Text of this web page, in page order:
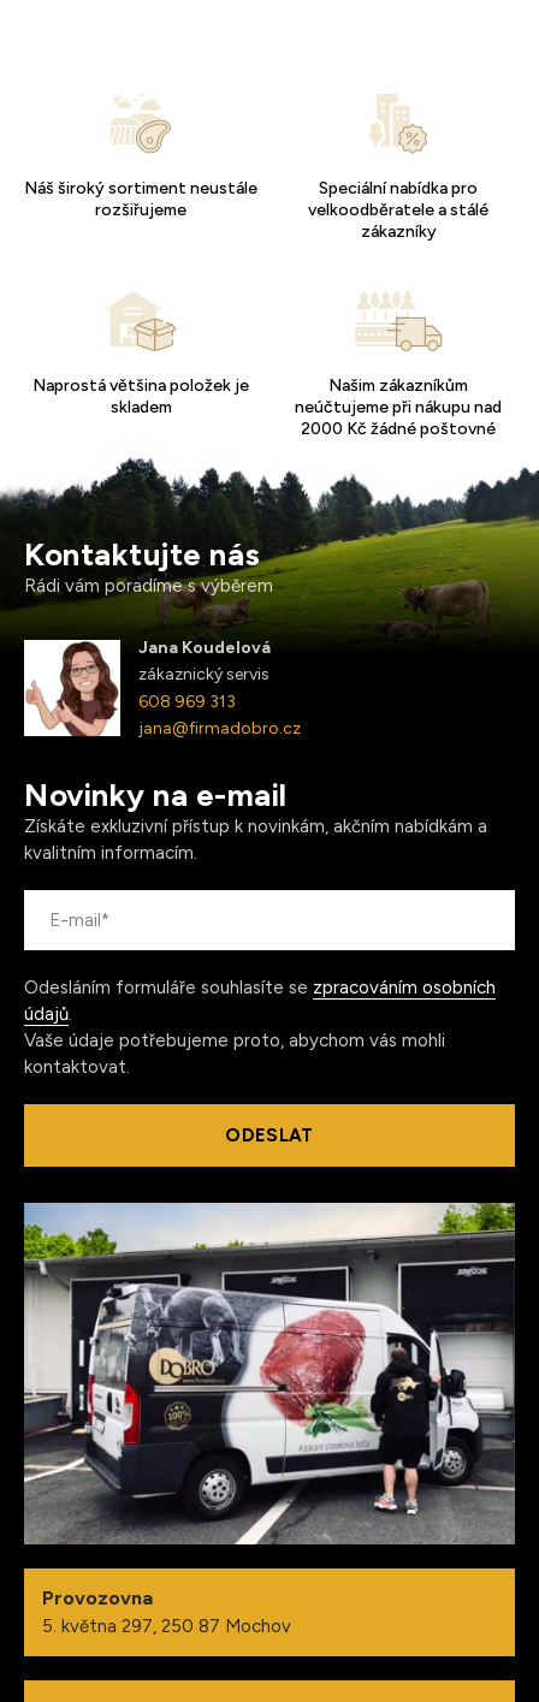
Náš široký sortiment neustále
rozšiřujeme
Speciální nabídka pro
velkoodběratele a stálé
zákazníky
Naprostá většina položek je
skladem
Našim zákazníkům
neúčtujeme při nákupu nad
2000 Kč žádné poštovné
Kontaktujte nás
Rádi vám poradíme s výběrem
Jana Koudelová
zákaznický servis
608 969 313
jana@firmadobro.cz
Novinky na e-mail
Získáte exkluzivní přístup k novinkám, akčním nabídkám a
kvalitním informacím.
Odesláním formuláře souhlasíte se zpracováním osobních
údajů.
Vaše údaje potřebujeme proto, abychom vás mohli
kontaktovat.
ODESLAT
Provozovna
5. května 297, 250 87 Mochov